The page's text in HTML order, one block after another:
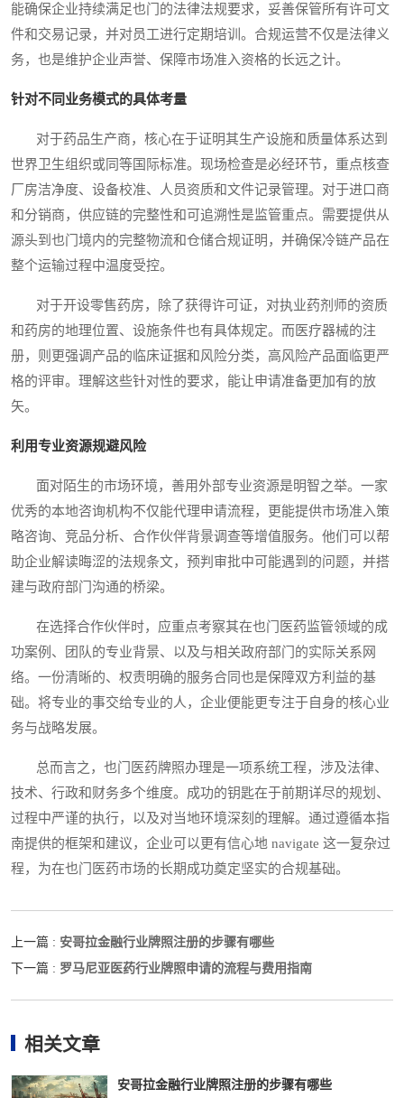
能确保企业持续满足也门的法律法规要求，妥善保管所有许可文
件和交易记录，并对员工进行定期培训。合规运营不仅是法律义
务，也是维护企业声誉、保障市场准入资格的长远之计。
针对不同业务模式的具体考量
对于药品生产商，核心在于证明其生产设施和质量体系达到
世界卫生组织或同等国际标准。现场检查是必经环节，重点核查
厂房洁净度、设备校准、人员资质和文件记录管理。对于进口商
和分销商，供应链的完整性和可追溯性是监管重点。需要提供从
源头到也门境内的完整物流和仓储合规证明，并确保冷链产品在
整个运输过程中温度受控。
对于开设零售药房，除了获得许可证，对执业药剂师的资质
和药房的地理位置、设施条件也有具体规定。而医疗器械的注
册，则更强调产品的临床证据和风险分类，高风险产品面临更严
格的评审。理解这些针对性的要求，能让申请准备更加有的放
矢。
利用专业资源规避风险
面对陌生的市场环境，善用外部专业资源是明智之举。一家
优秀的本地咨询机构不仅能代理申请流程，更能提供市场准入策
略咨询、竞品分析、合作伙伴背景调查等增值服务。他们可以帮
助企业解读晦涩的法规条文，预判审批中可能遇到的问题，并搭
建与政府部门沟通的桥梁。
在选择合作伙伴时，应重点考察其在也门医药监管领域的成
功案例、团队的专业背景、以及与相关政府部门的实际关系网
络。一份清晰的、权责明确的服务合同也是保障双方利益的基
础。将专业的事交给专业的人，企业便能更专注于自身的核心业
务与战略发展。
总而言之，也门医药牌照办理是一项系统工程，涉及法律、
技术、行政和财务多个维度。成功的钥匙在于前期详尽的规划、
过程中严谨的执行，以及对当地环境深刻的理解。通过遵循本指
南提供的框架和建议，企业可以更有信心地 navigate 这一复杂过
程，为在也门医药市场的长期成功奠定坚实的合规基础。
上一篇 : 安哥拉金融行业牌照注册的步骤有哪些
下一篇 : 罗马尼亚医药行业牌照申请的流程与费用指南
相关文章
安哥拉金融行业牌照注册的步骤有哪些